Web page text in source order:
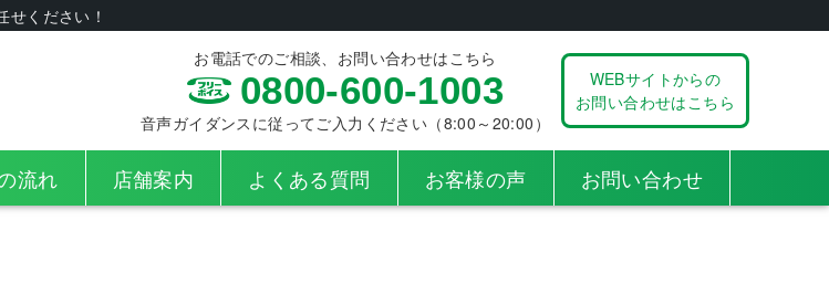
ください！
お電話でのご相談、お問い合わせはこちら
0800-600-1003
音声ガイダンスに従ってご入力ください（8:00～20:00）
WEBサイトからの
お問い合わせはこちら
流れ 店舗案内 よくある質問 お客様の声 お問い合わせ